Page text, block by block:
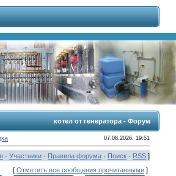
котел от генератора - Форум
07.08.2026, 19:51
· Участники· Правила форума· Поиск· RSS]
[ Отметить все сообщения прочитанными]